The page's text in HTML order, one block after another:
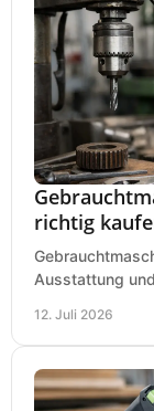
richtig
Ausstattung
12. Juli 2026